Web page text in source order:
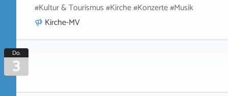
#Kultur & Tourismus #Kirche #Konzerte #Musik
Kirche-MV
Do.
3